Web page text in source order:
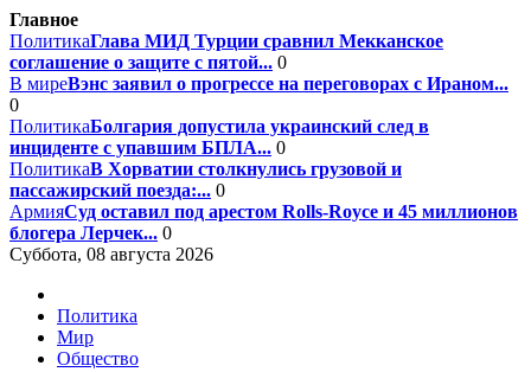
Главное
ПолитикаГлава МИД Турции сравнил Мекканское
соглашение о защите с пятой... 0
В миреВэнс заявил о прогрессе на переговорах с Ираном...
0
ПолитикаБолгария допустила украинский след в
инциденте с упавшим БПЛА... 0
ПолитикаВ Хорватии столкнулись грузовой и
пассажирский поезда:... 0
АрмияСуд оставил под арестом Rolls-Royce и 45 миллионов
блогера Лерчек... 0
Суббота, 08 августа 2026
Политика
Мир
Общество